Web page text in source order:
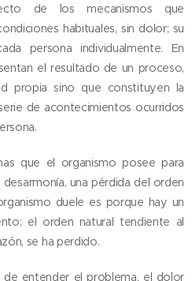
de los mecanismos que
habituales, sin dolor; su
persona individualmente. En
el resultado de un proceso,
propia sino que constituyen la
de acontecimientos ocurridos
que el organismo posee para
una pérdida del orden
duele es porque hay un
el orden natural tendiente al
se ha perdido.
entender el problema, el dolor